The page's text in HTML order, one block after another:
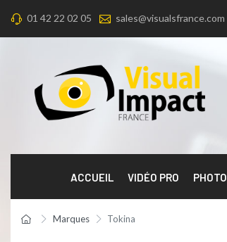
01 42 22 02 05 sales@visualsfrance.com
ACCUEIL VIDÉO PRO PHOTO
Marques Tokina